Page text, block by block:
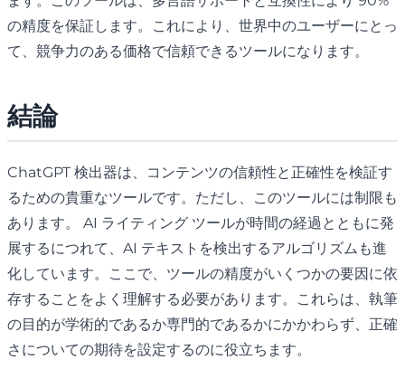
の精度を保証します。これにより、世界中のユーザーにとっ
て、競争力のある価格で信頼できるツールになります。
結論
ChatGPT 検出器は、コンテンツの信頼性と正確性を検証す
るための貴重なツールです。ただし、このツールには制限も
あります。 AI ライティング ツールが時間の経過とともに発
展するにつれて、AI テキストを検出するアルゴリズムも進
化しています。ここで、ツールの精度がいくつかの要因に依
存することをよく理解する必要があります。これらは、執筆
の目的が学術的であるか専門的であるかにかかわらず、正確
さについての期待を設定するのに役立ちます。